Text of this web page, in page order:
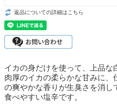
返品についての詳細はこちら
イカの身だけを使って、上品な
肉厚のイカの柔らかな甘みに、
の爽やかな香りが生臭さを消し
食べやすい塩辛です。